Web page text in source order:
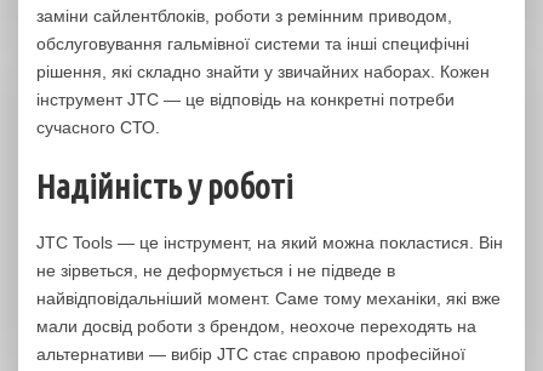
заміни сайлентблоків, роботи з ремінним приводом,
обслуговування гальмівної системи та інші специфічні
рішення, які складно знайти у звичайних наборах. Кожен
інструмент JTC — це відповідь на конкретні потреби
сучасного СТО.
Надійність у роботі
JTC Tools — це інструмент, на який можна покластися. Він
не зірветься, не деформується і не підведе в
найвідповідальніший момент. Саме тому механіки, які вже
мали досвід роботи з брендом, неохоче переходять на
альтернативи — вибір JTC стає справою професійної